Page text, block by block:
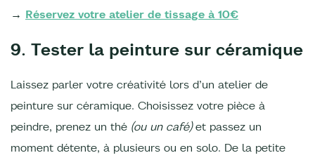
→ Réservez votre atelier de tissage à 10€
9. Tester la peinture sur céramique
Laissez parler votre créativité lors d’un atelier de
peinture sur céramique. Choisissez votre pièce à
peindre, prenez un thé (ou un café)et passez un
moment détente, à plusieurs ou en solo. De la petite